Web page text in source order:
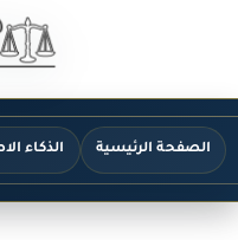
الصفحة الرئيسية الذكاء